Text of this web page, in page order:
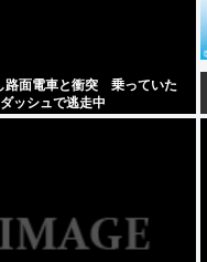
路面電車と衝突 乗っていた
ッシュで逃走中